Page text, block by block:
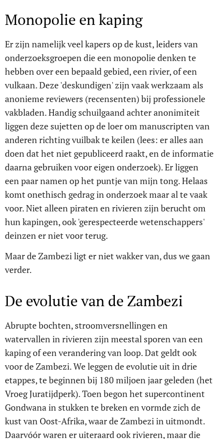
Monopolie en kaping
Er zijn namelijk veel kapers op de kust, leiders van
onderzoeksgroepen die een monopolie denken te
hebben over een bepaald gebied, een rivier, of een
vulkaan. Deze 'deskundigen' zijn vaak werkzaam als
anonieme reviewers (recensenten) bij professionele
vakbladen. Handig schuilgaand achter anonimiteit
liggen deze sujetten op de loer om manuscripten van
anderen richting vuilbak te keilen (lees: er alles aan
doen dat het niet gepubliceerd raakt, en de informatie
daarna gebruiken voor eigen onderzoek). Er liggen
een paar namen op het puntje van mijn tong. Helaas
komt onethisch gedrag in onderzoek maar al te vaak
voor. Niet alleen piraten en rivieren zijn berucht om
hun kapingen, ook 'gerespecteerde wetenschappers'
deinzen er niet voor terug.
Maar de Zambezi ligt er niet wakker van, dus we gaan
verder.
De evolutie van de Zambezi
Abrupte bochten, stroomversnellingen en
watervallen in rivieren zijn meestal sporen van een
kaping of een verandering van loop. Dat geldt ook
voor de Zambezi. We leggen de evolutie uit in drie
etappes, te beginnen bij 180 miljoen jaar geleden (het
Vroeg Juratijdperk). Toen begon het supercontinent
Gondwana in stukken te breken en vormde zich de
kust van Oost-Afrika, waar de Zambezi in uitmondt.
Daarvóór waren er uiteraard ook rivieren, maar die